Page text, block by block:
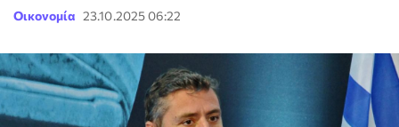
Οικονομία 23.10.2025 06:22